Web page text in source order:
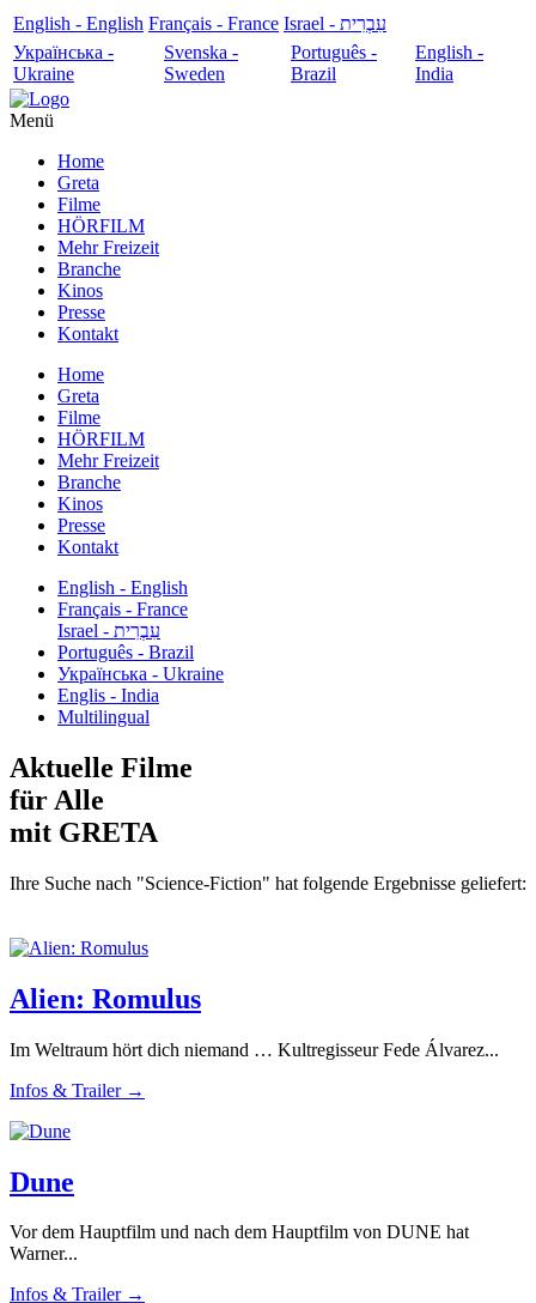
English - English Français - France
עִבְרִית - Israel
Українська -
Ukraine
Svenska -
Sweden
Português -
Brazil
English -
India
Menü
Home
Greta
Filme
HÖRFILM
Mehr Freizeit
Branche
Kinos
Presse
Kontakt
Home
Greta
Filme
HÖRFILM
Mehr Freizeit
Branche
Kinos
Presse
Kontakt
English - English
Français - France
עִבְרִית - Israel
Português - Brazil
Українська - Ukraine
Englis - India
Multilingual
Aktuelle Filme
für Alle
mit GRETA
Ihre Suche nach "Science-Fiction" hat folgende Ergebnisse geliefert:
Alien: Romulus
Im Weltraum hört dich niemand … Kultregisseur Fede Álvarez...
Infos & Trailer →
Dune
Vor dem Hauptfilm und nach dem Hauptfilm von DUNE hat
Warner...
Infos & Trailer →